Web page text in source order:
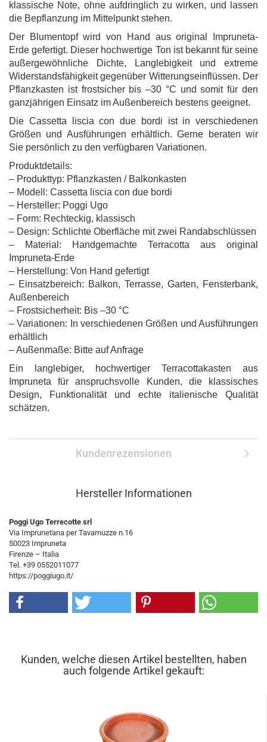
klassische Note, ohne aufdringlich zu wirken, und lassen
die Bepflanzung im Mittelpunkt stehen.
Der Blumentopf wird von Hand aus original Impruneta-
Erde gefertigt. Dieser hochwertige Ton ist bekannt für seine
außergewöhnliche Dichte, Langlebigkeit und extreme
Widerstandsfähigkeit gegenüber Witterungseinflüssen. Der
Pflanzkasten ist frostsicher bis –30 °C und somit für den
ganzjährigen Einsatz im Außenbereich bestens geeignet.
Die Cassetta liscia con due bordi ist in verschiedenen
Größen und Ausführungen erhältlich. Gerne beraten wir
Sie persönlich zu den verfügbaren Variationen.
Produktdetails:
– Produkttyp: Pflanzkasten / Balkonkasten
– Modell: Cassetta liscia con due bordi
– Hersteller: Poggi Ugo
– Form: Rechteckig, klassisch
– Design: Schlichte Oberfläche mit zwei Randabschlüssen
– Material: Handgemachte Terracotta aus original
Impruneta-Erde
– Herstellung: Von Hand gefertigt
– Einsatzbereich: Balkon, Terrasse, Garten, Fensterbank,
Außenbereich
– Frostsicherheit: Bis –30 °C
– Variationen: In verschiedenen Größen und Ausführungen
erhältlich
– Außenmaße: Bitte auf Anfrage
Ein langlebiger, hochwertiger Terracottakasten aus
Impruneta für anspruchsvolle Kunden, die klassisches
Design, Funktionalität und echte italienische Qualität
schätzen.
Kundenrezensionen
Hersteller Informationen
Poggi Ugo Terrecotte srl
Via Imprunetana per Tavarnuzze n.16
50023 Impruneta
Firenze – Italia
Tel. +39 0552011077
https://poggiugo.it/
Kunden, welche diesen Artikel bestellten, haben
auch folgende Artikel gekauft: